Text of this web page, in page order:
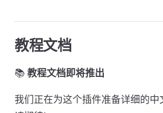
教程文档
📚 教程文档即将推出
我们正在为这个插件准备详细的中